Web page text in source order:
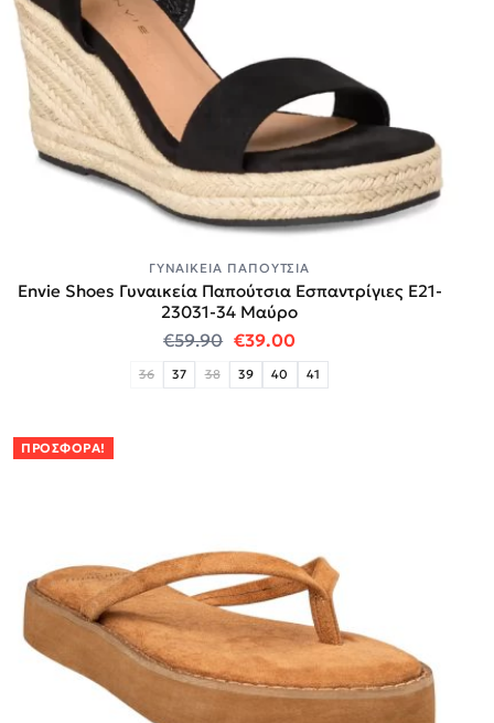
ΓΥΝΑΙΚΕΊΑ ΠΑΠΟΎΤΣΙΑ
Envie Shoes Γυναικεία Παπούτσια Εσπαντρίγιες E21-
23031-34 Μαύρο
€59.90 Original price was: €59.90.
€39.00Η τρέχουσα τιμή
36 37 38 39 40 41
ΠΡΟΣΦΟΡΆ!